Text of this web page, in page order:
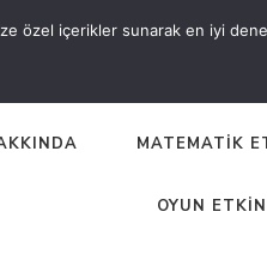
ETKİNLİKLER
MATEMATİK
OYUN
özel içerikler sunarak en iyi